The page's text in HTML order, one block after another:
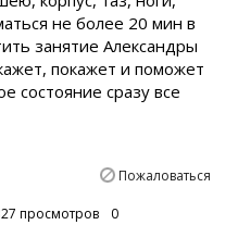
не более 20 мин в
занятие Александры
покажет и поможет
состояние сразу все
Пожаловаться
просмотров 0